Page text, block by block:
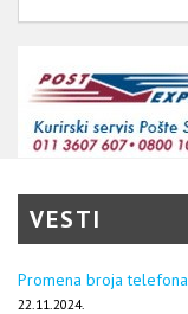
VESTI
Promena broja telefona
22.11.2024.